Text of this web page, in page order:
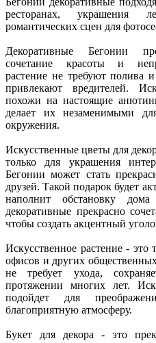
ресторанах, украшения
романтических сцен для
Декоративные Бегонии
сочетание красоты и
растение не требуют полива
привлекают вредителей.
похожи на настоящие
делает их незаменимыми
окружения.
Искусственные цветы для
только для украшения
Бегонии может стать
друзей. Такой подарок будет
наполнит обстановку
декоративные прекрасно
чтобы создать акцентный
Искусственное растение -
офисов и других
не требует ухода,
протяжении многих лет.
подойдет для
благоприятную атмосферу.
Букет для декора - это